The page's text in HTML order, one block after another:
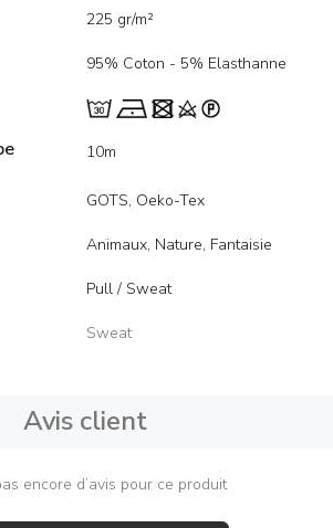
225 gr/m²
95% Coton - 5% Elasthanne
10m
GOTS, Oeko-Tex
Animaux, Nature, Fantaisie
Pull / Sweat
Sweat
Avis client
encore d’avis pour ce produit